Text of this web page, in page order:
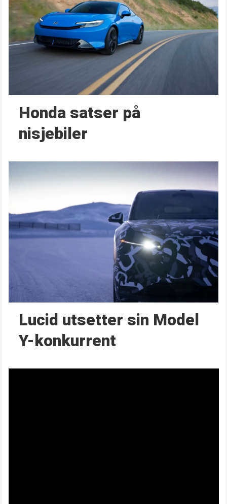
Honda satser på
nisjebiler
Lucid utsetter sin Model
Y-konkurrent